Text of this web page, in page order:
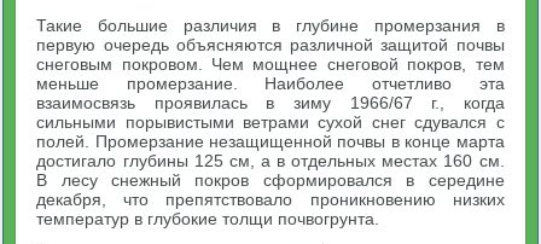
Такие большие различия в глубине промерзания в
первую очередь объясняются различной защитой почвы
снеговым покровом. Чем мощнее снеговой покров, тем
меньше промерзание. Наиболее отчетливо эта
взаимосвязь проявилась в зиму 1966/67 г., когда
сильными порывистыми ветрами сухой снег сдувался с
полей. Промерзание незащищенной почвы в конце марта
достигало глубины 125 см, а в отдельных местах 160 см.
В лесу снежный покров сформировался в середине
декабря, что препятствовало проникновению низких
температур в глубокие толщи почвогрунта.